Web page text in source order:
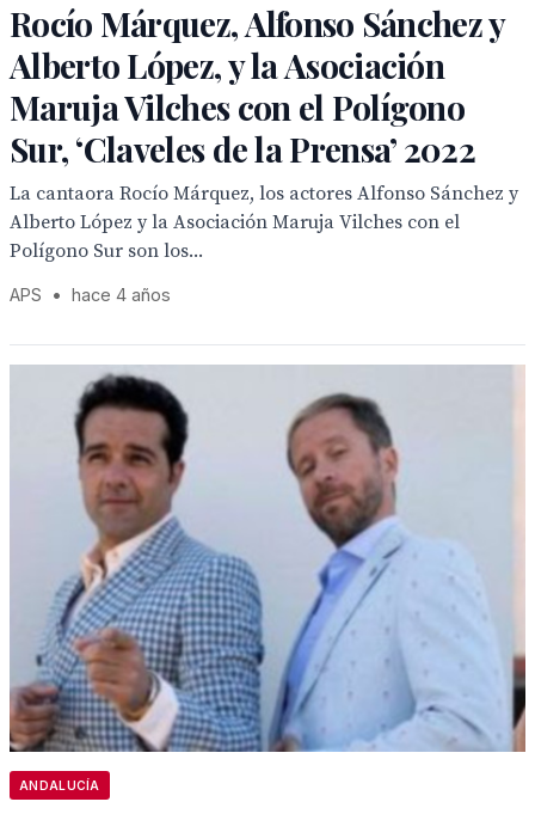
Rocío Márquez, Alfonso Sánchez y
Alberto López, y la Asociación
Maruja Vilches con el Polígono
Sur, ‘Claveles de la Prensa’ 2022
La cantaora Rocío Márquez, los actores Alfonso Sánchez y
Alberto López y la Asociación Maruja Vilches con el
Polígono Sur son los...
APS • hace 4 años
ANDALUCÍA